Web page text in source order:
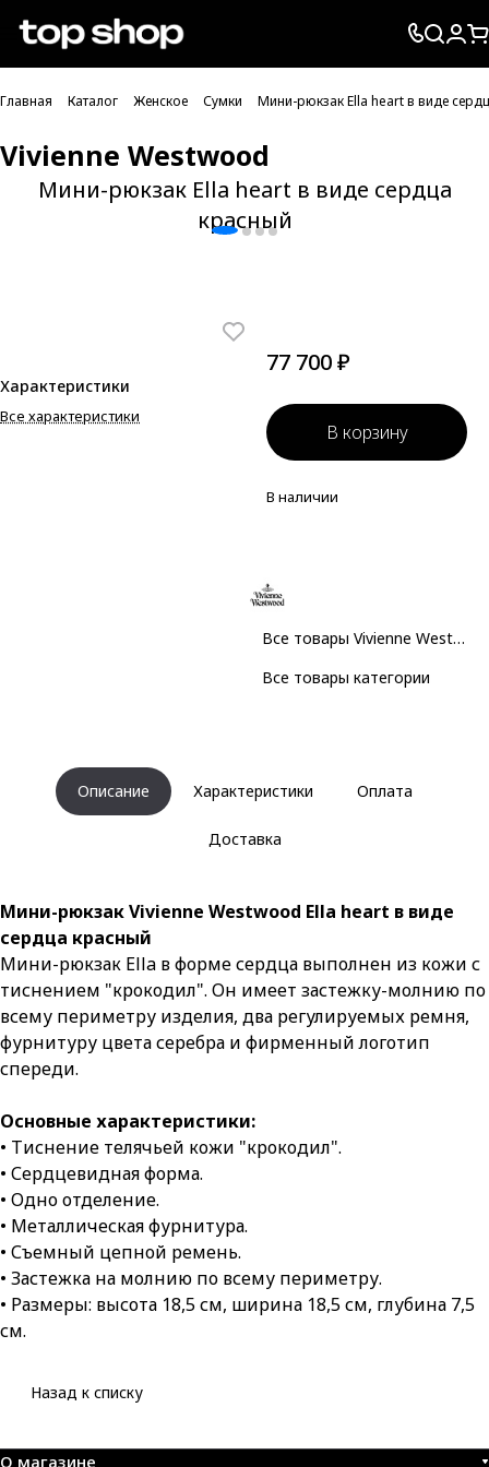
Проверка хлебных крошек
Главная Каталог Женское Сумки Мини-рюкзак Ella heart в виде
Vivienne Westwood
Мини-рюкзак Ella heart в виде сердца
красный
Характеристики
Все характеристики
77 700 ₽
В корзину
В наличии
Все товары Vivienne Westwood
Все товары категории
Описание Характеристики Оплата
Доставка
Мини-рюкзак Vivienne Westwood Ella heart в виде
сердца красный
Мини-рюкзак Ella в форме сердца выполнен из кожи с
тиснением "крокодил". Он имеет застежку-молнию по
всему периметру изделия, два регулируемых ремня,
фурнитуру цвета серебра и фирменный логотип
спереди.
Основные характеристики:
• Тиснение телячьей кожи "крокодил".
• Сердцевидная форма.
• Одно отделение.
• Металлическая фурнитура.
• Съемный цепной ремень.
• Застежка на молнию по всему периметру.
• Размеры: высота 18,5 см, ширина 18,5 см, глубина 7,5
см.
Назад к списку
О магазине